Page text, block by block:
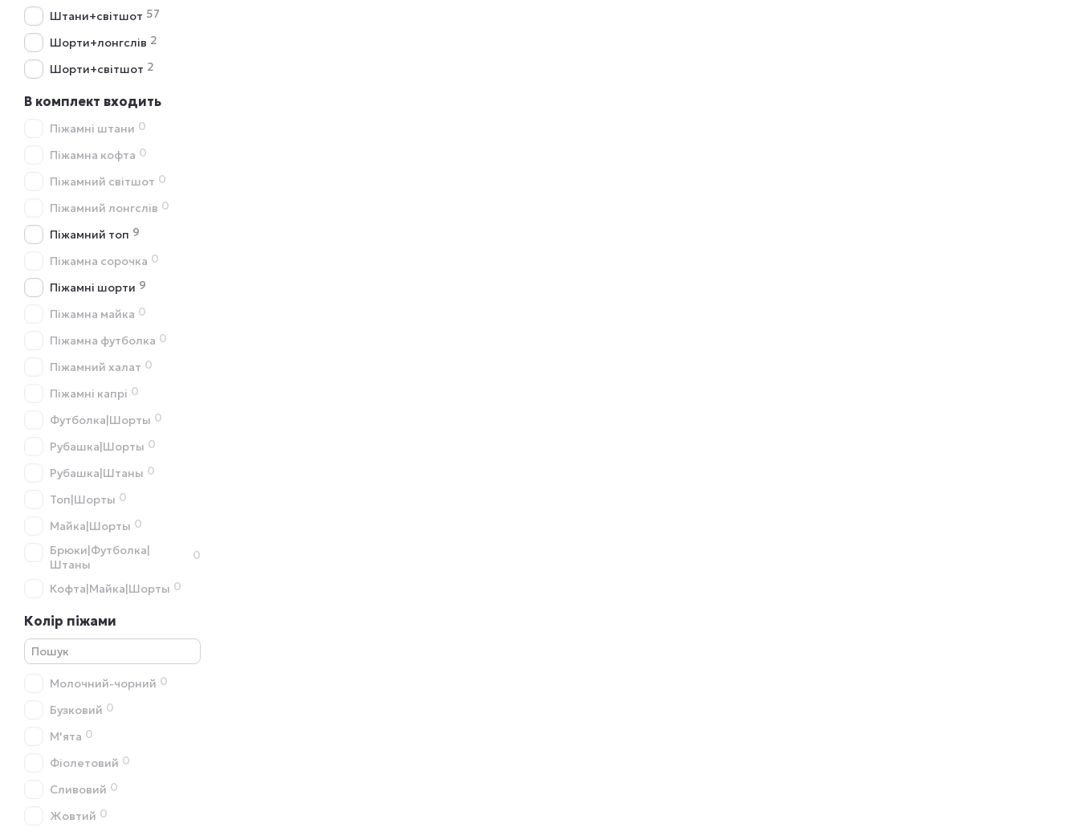
Штани+світшот 57
Шорти+лонгслів 2
Шорти+світшот 2
В комплект входить
Піжамні штани 0
Піжамна кофта 0
Піжамний світшот 0
Піжамний лонгслів 0
Піжамний топ 9
Піжамна сорочка 0
Піжамні шорти 9
Піжамна майка 0
Піжамна футболка 0
Піжамний халат 0
Піжамні капрі 0
Футболка|Шорты 0
Рубашка|Шорты 0
Рубашка|Штаны 0
Топ|Шорты 0
Майка|Шорты 0
Брюки|Футболка|
Штаны
0
Кофта|Майка|Шорты 0
Колір піжами
Молочний-чорний 0
Бузковий 0
М'ята 0
Фіолетовий 0
Сливовий 0
Жовтий 0